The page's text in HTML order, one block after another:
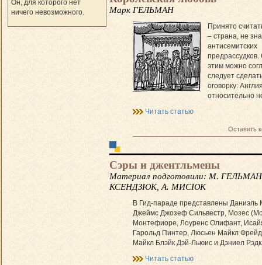
Он, для которого нет
ничего невозможного.
Марк ГЕЛЬМАН
Принято
– страна, не
антисемитских
предрассудков.
этим можно
следует
оговорку:
относительно
Читать статью
Оставить
Сэры и джентльмены
Материал подготовили: М.
КСЕНДЗЮК, А. МИСЮК
В Гид-параде представлены Даниэль
Джеймс Джозеф Сильвестр, Мозес
Монтефиоре, Лоуренс Олифант,
Гарольд Пинтер, Люсьен Майкл
Майкл Блэйк Дэй-Льюис и Дэниел
Читать статью